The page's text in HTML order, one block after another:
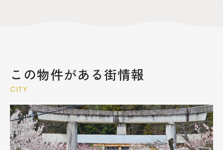
この物件がある街情報
CITY